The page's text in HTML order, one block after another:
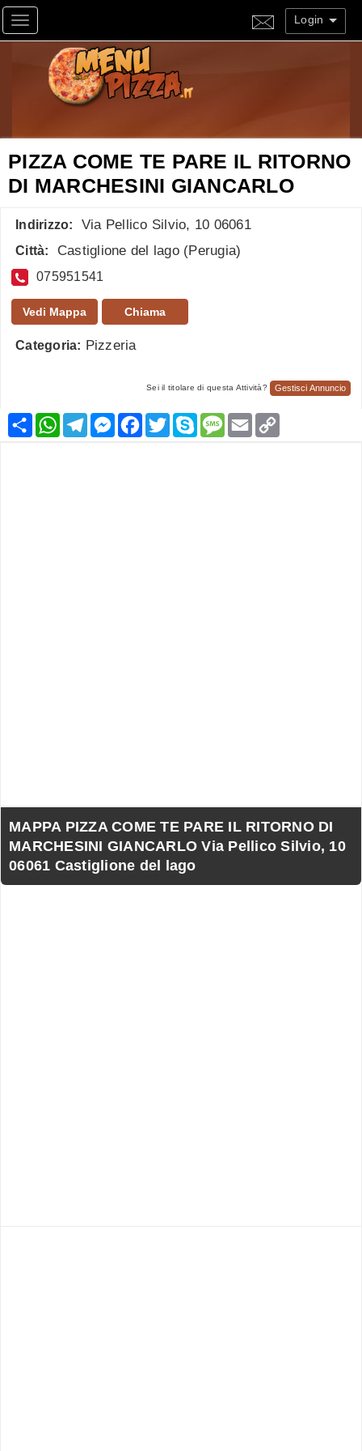
Toggle navigation Login
PIZZA COME TE PARE IL RITORNO
DI MARCHESINI GIANCARLO
Indirizzo: Via Pellico Silvio, 10 06061
Città: Castiglione del lago (Perugia)
075951541
Vedi Mappa Chiama
Categoria: Pizzeria
Sei il titolare di questa Attività? Gestisci Annuncio
CondividiWhatsApp
TelegramMessenger
Facebook
TwitterSkypeMessage
Email
MAPPA PIZZA COME TE PARE IL RITORNO DI
MARCHESINI GIANCARLO Via Pellico Silvio, 10
06061 Castiglione del lago